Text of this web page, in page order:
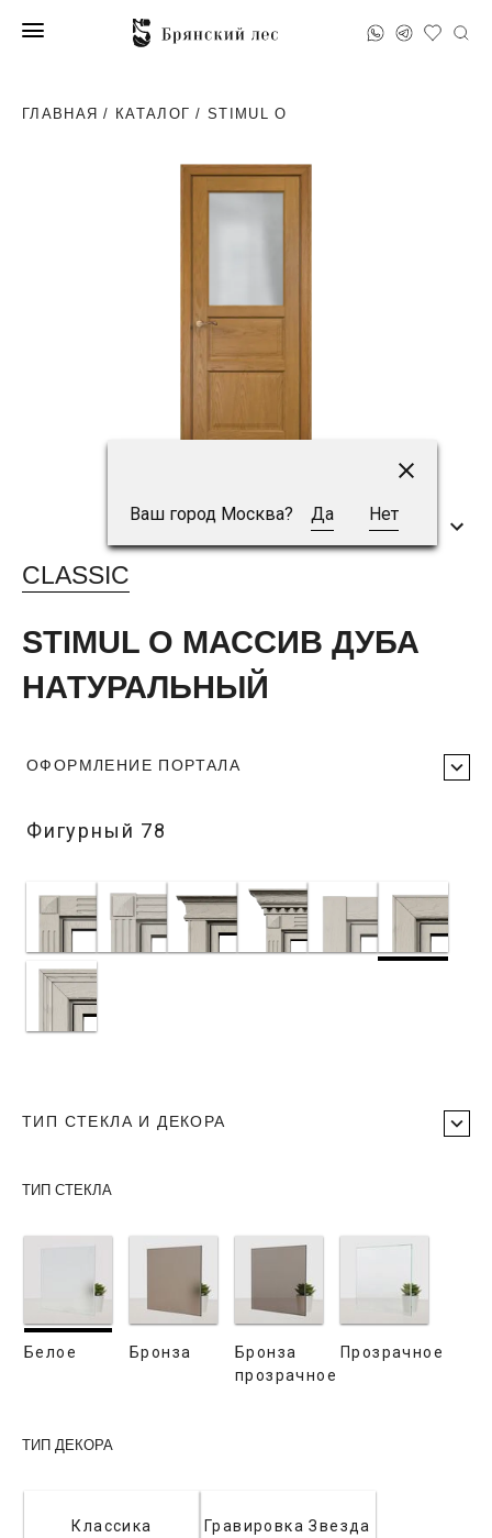
Ваш город Москва? Да Нет
ГЛАВНАЯ / КАТАЛОГ / STIMUL O
CLASSIC
STIMUL O МАССИВ ДУБА
НАТУРАЛЬНЫЙ
ОФОРМЛЕНИЕ ПОРТАЛА
Фигурный 78
ТИП СТЕКЛА И ДЕКОРА
ТИП СТЕКЛА
Белое Бронза
Бронза
прозрачное
Прозрачное
ТИП ДЕКОРА
Классика Гравировка Звезда